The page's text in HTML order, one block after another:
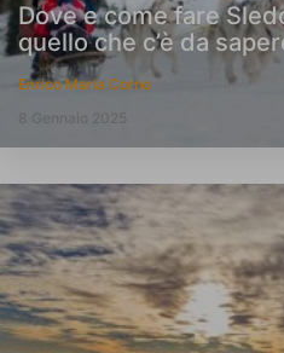
Dove e come fare
quello che c’è da
Enrico Maria Corno
8 Gennaio 2025